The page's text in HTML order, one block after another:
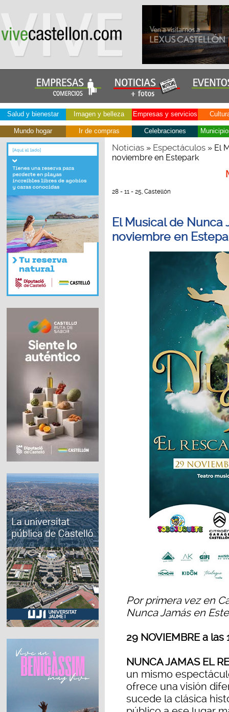
Salud y bienestar Imagen y belleza Empresas y servicios
Mundo hogar Ir de compras Celebraciones
Noticias» Espectáculos» El
noviembre en Estepark
28 - 11 - 25, Castellón
El Musical de Nunca
noviembre en
Por primera vez en
Nunca Jamás en
29 NOVIEMBRE a
NUNCA JAMAS EL
un mismo
ofrece una visión
sucede la clásica